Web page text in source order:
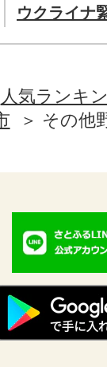
ウクライナ
人気ランキ
その他